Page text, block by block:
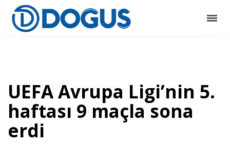
UEFA Avrupa Ligi’nin 5.
haftası 9 maçla sona
erdi